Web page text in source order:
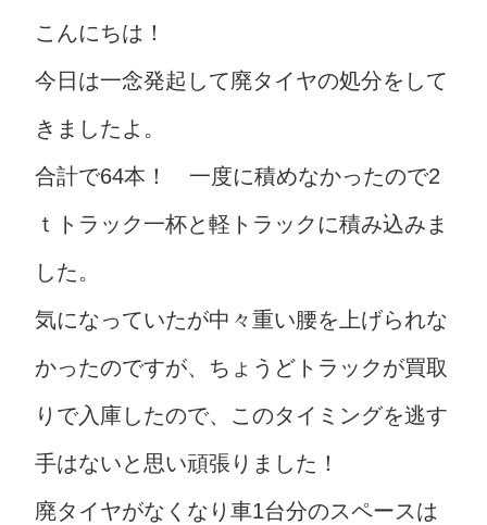
こんにちは！
今日は一念発起して廃タイヤの処分をして
きましたよ。
合計で64本！ 一度に積めなかったので2
ｔトラック一杯と軽トラックに積み込みま
した。
気になっていたが中々重い腰を上げられな
かったのですが、ちょうどトラックが買取
りで入庫したので、このタイミングを逃す
手はないと思い頑張りました！
廃タイヤがなくなり車1台分のスペースは